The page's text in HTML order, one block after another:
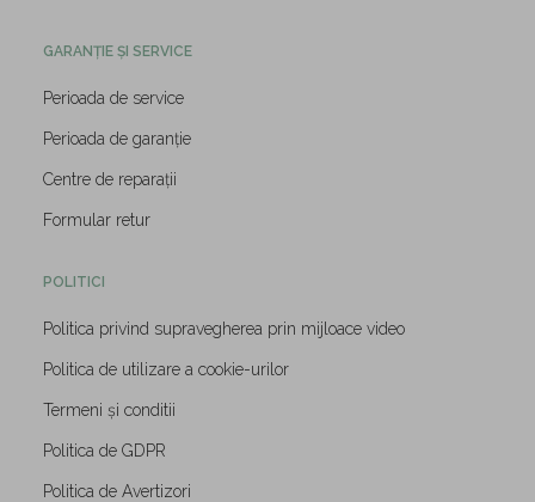
GARANȚIE ȘI SERVICE
Perioada de service
Perioada de garanție
Centre de reparații
Formular retur
POLITICI
Politica privind supravegherea prin mijloace video
Politica de utilizare a cookie-urilor
Termeni și conditii
Politica de GDPR
Politica de Avertizori